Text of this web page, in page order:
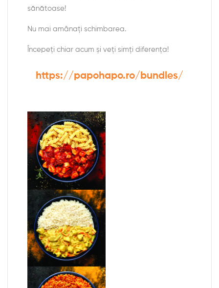
sănătoase!
Nu mai amânați schimbarea.
Începeți chiar acum și veți simți diferența!
https://papohapo.ro/bundles/